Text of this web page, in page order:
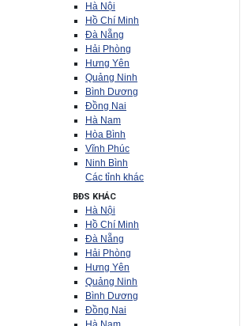
Hà Nội
Hồ Chí Minh
Đà Nẵng
Hải Phòng
Hưng Yên
Quảng Ninh
Bình Dương
Đồng Nai
Hà Nam
Hòa Bình
Vĩnh Phúc
Ninh Bình
Các tỉnh khác
BĐS KHÁC
Hà Nội
Hồ Chí Minh
Đà Nẵng
Hải Phòng
Hưng Yên
Quảng Ninh
Bình Dương
Đồng Nai